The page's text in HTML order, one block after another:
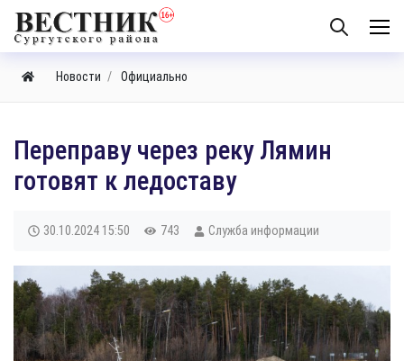
Новости Официально
​Переправу через реку Лямин
готовят к ледоставу
30.10.2024 15:50 743 Служба информации